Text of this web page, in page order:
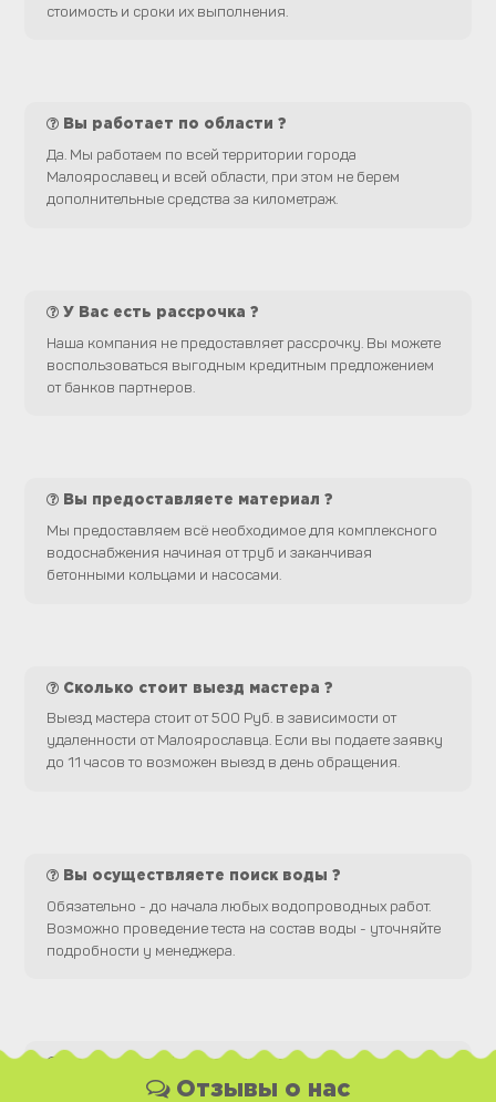
стоимость и сроки их выполнения.
Вы работает по области ?
Да. Мы работаем по всей территории города
Малоярославец и всей области, при этом не берем
дополнительные средства за километраж.
У Вас есть рассрочка ?
Наша компания не предоставляет рассрочку. Вы можете
воспользоваться выгодным кредитным предложением
от банков партнеров.
Вы предоставляете материал ?
Мы предоставляем всё необходимое для комплексного
водоснабжения начиная от труб и заканчивая
бетонными кольцами и насосами.
Сколько стоит выезд мастера ?
Выезд мастера стоит от 500 Руб. в зависимости от
удаленности от Малоярославца. Если вы подаете заявку
до 11 часов то возможен выезд в день обращения.
Вы осуществляете поиск воды ?
Обязательно - до начала любых водопроводных работ.
Возможно проведение теста на состав воды - уточняйте
подробности у менеджера.
Вы можете оплатить наши услуги и необходимые
Отзывы о нас